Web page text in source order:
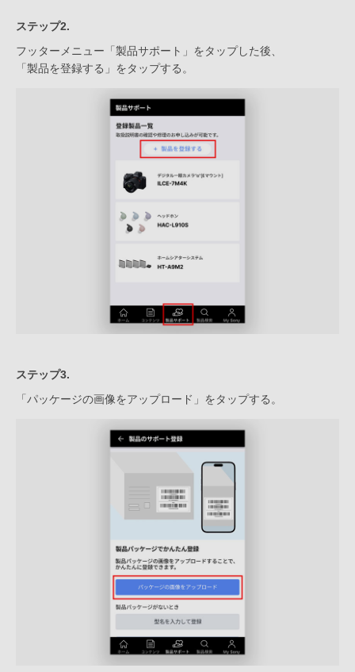
ステップ2.
フッターメニュー「製品サポート」をタップした後、
「製品を登録する」をタップする。
ステップ3.
「パッケージの画像をアップロード」をタップする。